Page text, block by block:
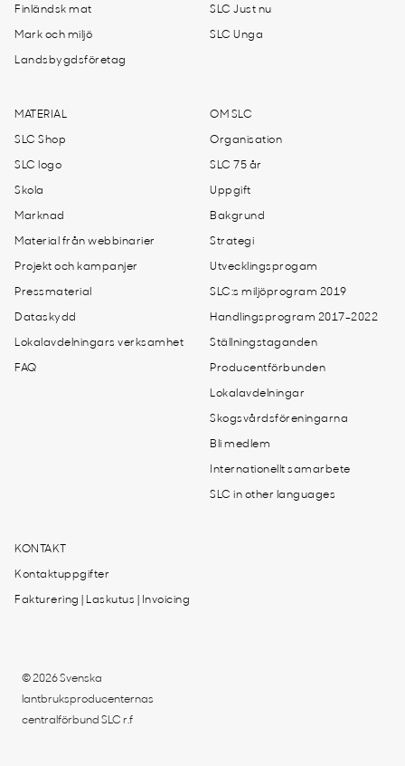
Finländsk mat
Mark och miljö
Landsbygdsföretag
SLC Just nu
SLC Unga
MATERIAL
SLC Shop
SLC logo
Skola
Marknad
Material från webbinarier
Projekt och kampanjer
Pressmaterial
Dataskydd
Lokalavdelningars verksamhet
FAQ
OM SLC
Organisation
SLC 75 år
Uppgift
Bakgrund
Strategi
Utvecklingsprogam
SLC:s miljöprogram 2019
Handlingsprogram 2017-2022
Ställningstaganden
Producentförbunden
Lokalavdelningar
Skogsvårdsföreningarna
Bli medlem
Internationellt samarbete
SLC in other languages
KONTAKT
Kontaktuppgifter
Fakturering | Laskutus | Invoicing
© 2026 Svenska
lantbruksproducenternas
centralförbund SLC r.f